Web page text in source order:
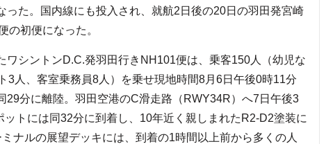
った。国内線にも投入され、就航2日後の20日の羽田発宮崎
の初便になった。
シントンD.C.発羽田行きNH101便は、乗客150人（幼児な
3人、客室乗務員8人）を乗せ現地時間8月6日午後0時11分
29分に離陸。羽田空港のC滑走路（RWY34R）へ7日午後3
トには同32分に到着し、10年近く親しまれたR2-D2塗装に
ナルの展望デッキには、到着の1時間以上前から多くの人